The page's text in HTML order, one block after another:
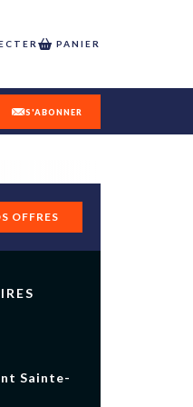
PANIER
S'ABONNER
OFFRES
Sainte-